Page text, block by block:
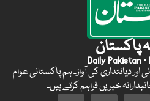
پاکستان
Daily Pakistan ·
سال سے سچائی اور دیانتداری کی آواز۔ ہم پاکستانی عوام
خبریں فراہم کرتے ہیں۔